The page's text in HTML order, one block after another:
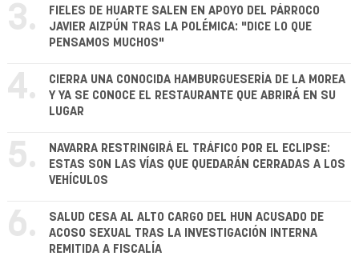
3.
FIELES DE HUARTE SALEN EN APOYO DEL PÁRROCO
JAVIER AIZPÚN TRAS LA POLÉMICA: "DICE LO QUE
PENSAMOS MUCHOS"
4.
CIERRA UNA CONOCIDA HAMBURGUESERÍA DE LA MOREA
Y YA SE CONOCE EL RESTAURANTE QUE ABRIRÁ EN SU
LUGAR
5.
NAVARRA RESTRINGIRÁ EL TRÁFICO POR EL ECLIPSE:
ESTAS SON LAS VÍAS QUE QUEDARÁN CERRADAS A LOS
VEHÍCULOS
6.
SALUD CESA AL ALTO CARGO DEL HUN ACUSADO DE
ACOSO SEXUAL TRAS LA INVESTIGACIÓN INTERNA
REMITIDA A FISCALÍA